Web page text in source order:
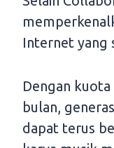
Internet yang
Dengan
bulan,
dapat terus